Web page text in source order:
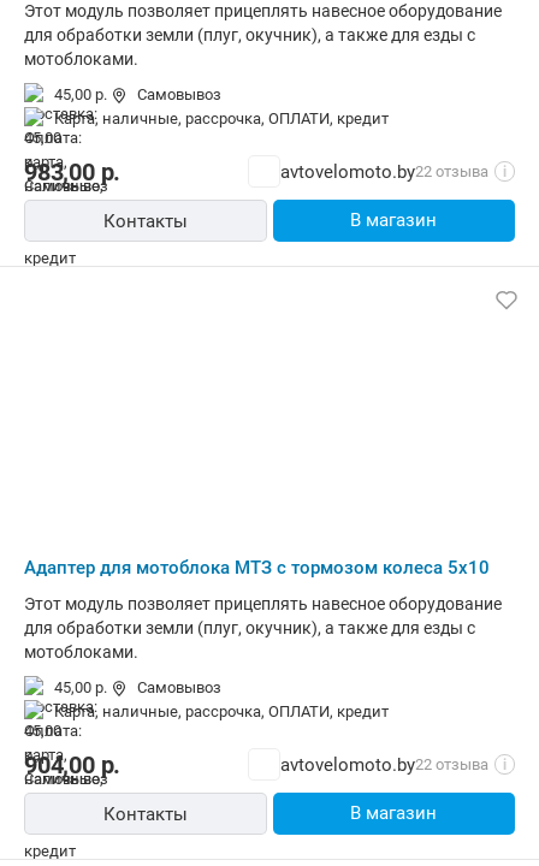
Этот модуль позволяет прицеплять навесное оборудование
для обработки земли (плуг, окучник), а также для езды с
мотоблоками.
45,00 р.
Самовывоз
карта, наличные, рассрочка, ОПЛАТИ, кредит
983,00р. avtovelomoto.by22 отзыва i
Контакты В магазин
Адаптер для мотоблока МТЗ с тормозом колеса 5х10
Этот модуль позволяет прицеплять навесное оборудование
для обработки земли (плуг, окучник), а также для езды с
мотоблоками.
45,00 р.
Самовывоз
карта, наличные, рассрочка, ОПЛАТИ, кредит
904,00р. avtovelomoto.by22 отзыва i
Контакты В магазин